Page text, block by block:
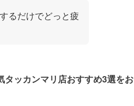
るだけでどっと疲
タッカンマリ店おすすめ3選をお